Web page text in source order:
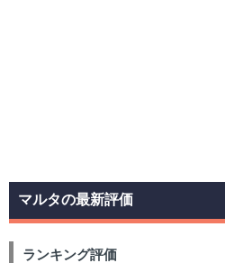
マルタの最新評価
ランキング評価